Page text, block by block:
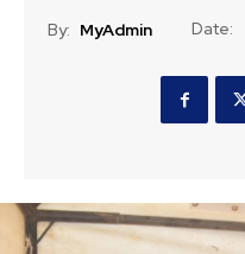
By: MyAdmin Date: